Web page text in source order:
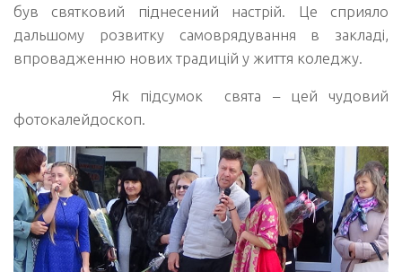
був святковий піднесений настрій. Це сприяло
дальшому розвитку самоврядування в закладі,
впровадженню нових традицій у життя коледжу.
Як підсумок свята – цей чудовий
фотокалейдоскоп.